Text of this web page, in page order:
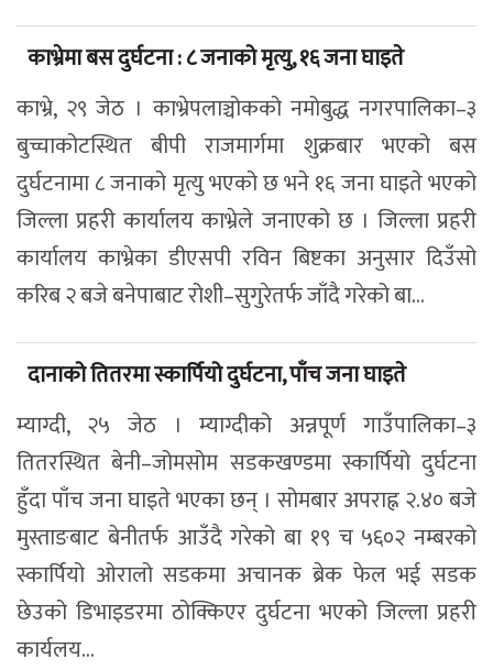
काभ्रेमा बस दुर्घटना : ८ जनाको मृत्यु, १६ जना घाइते
काभ्रे, २९ जेठ । काभ्रेपलाञ्चोकको नमोबुद्ध नगरपालिका–३
बुच्चाकोटस्थित बीपी राजमार्गमा शुक्रबार भएको बस
दुर्घटनामा ८ जनाको मृत्यु भएको छ भने १६ जना घाइते भएको
जिल्ला प्रहरी कार्यालय काभ्रेले जनाएको छ । जिल्ला प्रहरी
कार्यालय काभ्रेका डीएसपी रविन बिष्टका अनुसार दिउँसो
करिब २ बजे बनेपाबाट रोशी–सुगुरेतर्फ जाँदै गरेको बा...
दानाको तितरमा स्कार्पियो दुर्घटना, पाँच जना घाइते
म्याग्दी, २५ जेठ । म्याग्दीको अन्नपूर्ण गाउँपालिका–३
तितरस्थित बेनी–जोमसोम सडकखण्डमा स्कार्पियो दुर्घटना
हुँदा पाँच जना घाइते भएका छन् । सोमबार अपराह्न २.४० बजे
मुस्ताङबाट बेनीतर्फ आउँदै गरेको बा १९ च ५६०२ नम्बरको
स्कार्पियो ओरालो सडकमा अचानक ब्रेक फेल भई सडक
छेउको डिभाइडरमा ठोक्किएर दुर्घटना भएको जिल्ला प्रहरी
कार्यलय...